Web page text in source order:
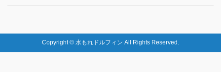
Copyright © 水もれドルフィン All Rights Reserved.